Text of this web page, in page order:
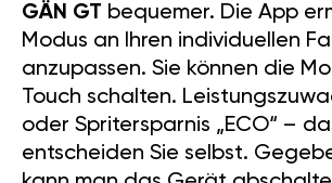
GÄN GT bequemer. Die App
Modus an Ihren individuellen
anzupassen. Sie können die
Touch schalten.
oder Spritersparnis „ECO“ –
entscheiden Sie selbst.